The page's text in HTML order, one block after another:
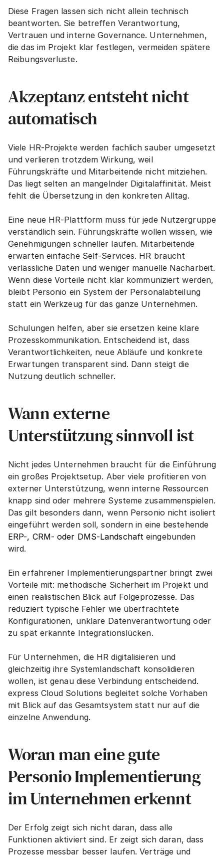
Diese Fragen lassen sich nicht allein technisch
beantworten. Sie betreffen Verantwortung,
Vertrauen und interne Governance. Unternehmen,
die das im Projekt klar festlegen, vermeiden spätere
Reibungsverluste.
Akzeptanz entsteht nicht
automatisch
Viele HR-Projekte werden fachlich sauber umgesetzt
und verlieren trotzdem Wirkung, weil
Führungskräfte und Mitarbeitende nicht mitziehen.
Das liegt selten an mangelnder Digitalaffinität. Meist
fehlt die Übersetzung in den konkreten Alltag.
Eine neue HR-Plattform muss für jede Nutzergruppe
verständlich sein. Führungskräfte wollen wissen, wie
Genehmigungen schneller laufen. Mitarbeitende
erwarten einfache Self-Services. HR braucht
verlässliche Daten und weniger manuelle Nacharbeit.
Wenn diese Vorteile nicht klar kommuniziert werden,
bleibt Personio ein System der Personalabteilung
statt ein Werkzeug für das ganze Unternehmen.
Schulungen helfen, aber sie ersetzen keine klare
Prozesskommunikation. Entscheidend ist, dass
Verantwortlichkeiten, neue Abläufe und konkrete
Erwartungen transparent sind. Dann steigt die
Nutzung deutlich schneller.
Wann externe
Unterstützung sinnvoll ist
Nicht jedes Unternehmen braucht für die Einführung
ein großes Projektsetup. Aber viele profitieren von
externer Unterstützung, wenn interne Ressourcen
knapp sind oder mehrere Systeme zusammenspielen.
Das gilt besonders dann, wenn Personio nicht isoliert
ERP-, CRM- oder DMS-Landschaft eingebunden
wird.
Ein erfahrener Implementierungspartner bringt zwei
Vorteile mit: methodische Sicherheit im Projekt und
einen realistischen Blick auf Folgeprozesse. Das
reduziert typische Fehler wie überfrachtete
Konfigurationen, unklare Datenverantwortung oder
zu spät erkannte Integrationslücken.
Für Unternehmen, die HR digitalisieren und
gleichzeitig ihre Systemlandschaft konsolidieren
wollen, ist genau diese Verbindung entscheidend.
express Cloud Solutions begleitet solche Vorhaben
mit Blick auf das Gesamtsystem statt nur auf die
einzelne Anwendung.
Woran man eine gute
Personio Implementierung
im Unternehmen erkennt
Der Erfolg zeigt sich nicht daran, dass alle
Funktionen aktiviert sind. Er zeigt sich daran, dass
Prozesse messbar besser laufen. Verträge und